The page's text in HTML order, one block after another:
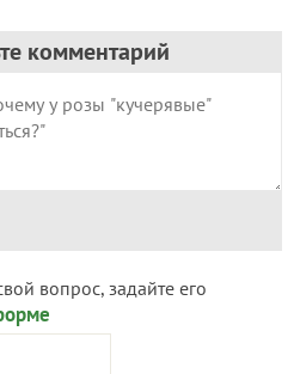
комментарий
вопрос, задайте его